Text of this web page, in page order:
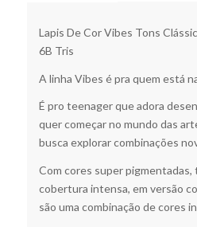
Lapis De Cor Vibes Tons
6B Tris
A linha Vibes é pra quem está
É pro teenager que adora
quer começar no mundo das
busca explorar combinações
Com cores super
cobertura intensa, em versão
são uma combinação de cores